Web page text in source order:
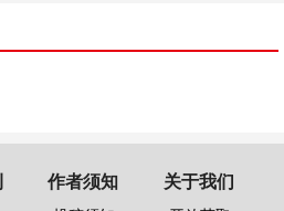
作者须知 关于我们